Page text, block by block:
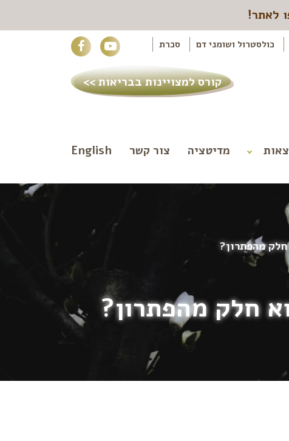
לאתר!
כולסטרול ושומני דם סכרת
קורס למצויינות בבריאות >>
מדיטציה צור קשר English